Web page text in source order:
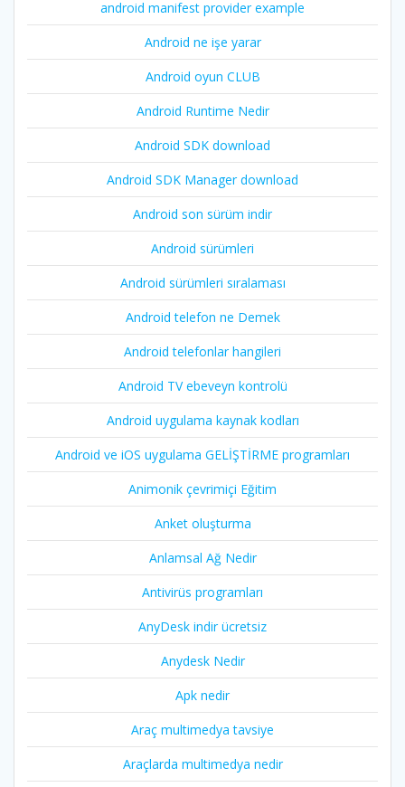
android manifest provider example
Android ne işe yarar
Android oyun CLUB
Android Runtime Nedir
Android SDK download
Android SDK Manager download
Android son sürüm indir
Android sürümleri
Android sürümleri sıralaması
Android telefon ne Demek
Android telefonlar hangileri
Android TV ebeveyn kontrolü
Android uygulama kaynak kodları
Android ve iOS uygulama GELİŞTİRME programları
Animonik çevrimiçi Eğitim
Anket oluşturma
Anlamsal Ağ Nedir
Antivirüs programları
AnyDesk indir ücretsiz
Anydesk Nedir
Apk nedir
Araç multimedya tavsiye
Araçlarda multimedya nedir